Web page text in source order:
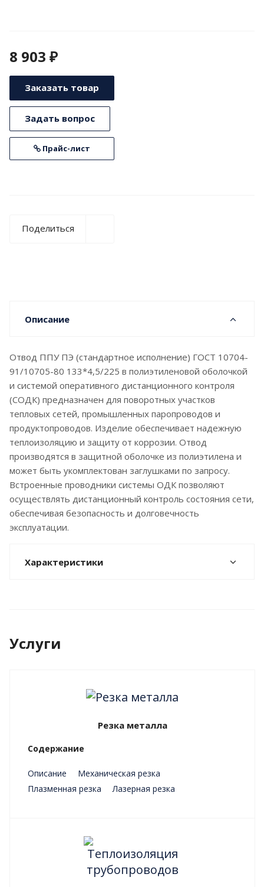
8 903 ₽
Заказать товар
Задать вопрос
Прайс-лист
Поделиться
Описание
Отвод ППУ ПЭ (стандартное исполнение) ГОСТ 10704-
91/10705-80 133*4,5/225 в полиэтиленовой оболочкой
и системой оперативного дистанционного контроля
(СОДК) предназначен для поворотных участков
тепловых сетей, промышленных паропроводов и
продуктопроводов. Изделие обеспечивает надежную
теплоизоляцию и защиту от коррозии. Отвод
производятся в защитной оболочке из полиэтилена и
может быть укомплектован заглушками по запросу.
Встроенные проводники системы ОДК позволяют
осуществлять дистанционный контроль состояния сети,
обеспечивая безопасность и долговечность
эксплуатации.
Характеристики
Услуги
Резка металла
Содержание
Описание
Механическая резка
Плазменная резка
Лазерная резка